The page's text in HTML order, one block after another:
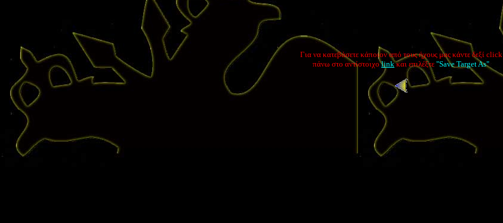
Για να κατεβάσετε κάποιον από τους ήχους μας κάντε δεξί click
πάνω στο αντίστοιχοlink και επιλέξτε "Save Target As"